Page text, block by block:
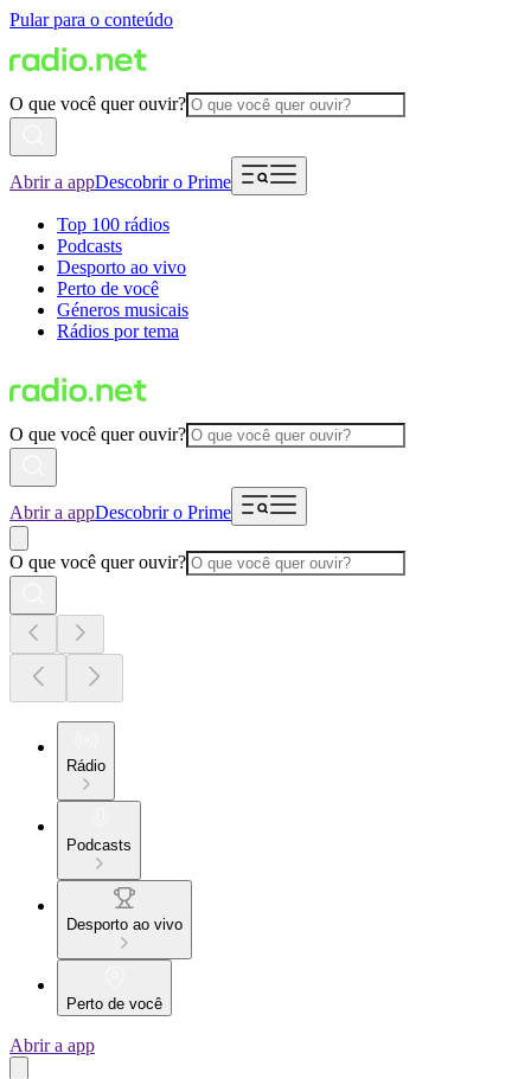
Pular para o conteúdo
O que você quer ouvir?
Abrir a appDescobrir o Prime
Top 100 rádios
Podcasts
Desporto ao vivo
Perto de você
Géneros musicais
Rádios por tema
O que você quer ouvir?
Abrir a appDescobrir o Prime
O que você quer ouvir?
Rádio
Podcasts
Desporto ao vivo
Perto de você
Abrir a app